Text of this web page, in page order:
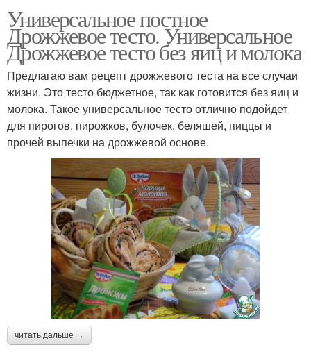
Универсальное постное
Дрожжевое тесто. Универсальное
Дрожжевое тесто без яиц и молока
Предлагаю вам рецепт дрожжевого теста на все случаи
жизни. Это тесто бюджетное, так как готовится без яиц и
молока. Такое универсальное тесто отлично подойдет
для пирогов, пирожков, булочек, беляшей, пиццы и
прочей выпечки на дрожжевой основе.
читать дальше →